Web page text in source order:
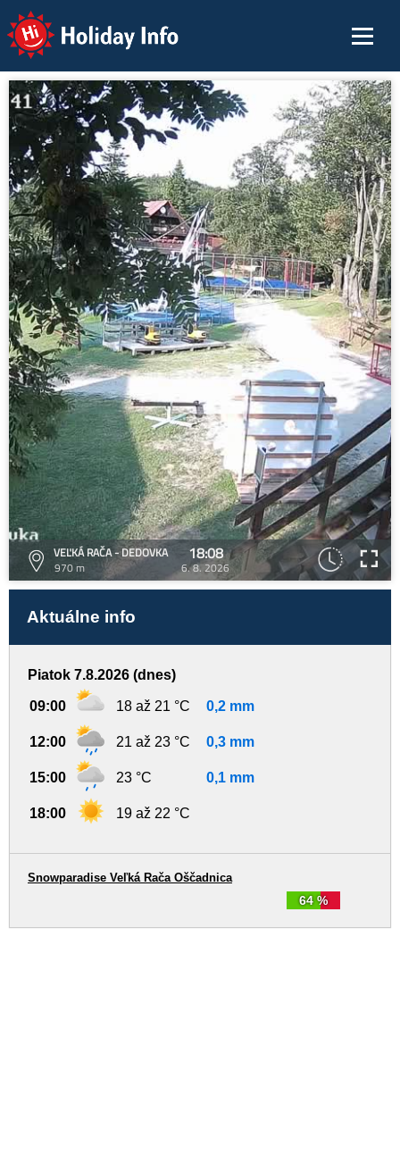
Holiday Info
VEĽKÁ RAČA - DEDOVKA
970 m
18:08
6. 8. 2026
Aktuálne info
Piatok 7.8.2026 (dnes)
09:00 18 až 21 °C 0,2 mm
12:00 21 až 23 °C 0,3 mm
15:00 23 °C 0,1 mm
18:00 19 až 22 °C
64 %
Snowparadise Veľká Rača Oščadnica